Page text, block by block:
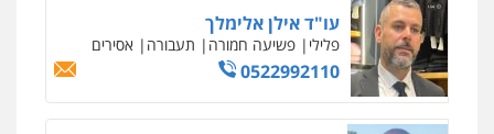
עו"ד אילן אלימלך
פלילי פשיעה חמורה תעבורה אסירים
0522992110